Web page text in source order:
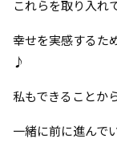
これらを取り入れ
幸せを実感するた
♪
私もできることか
一緒に前に進んで